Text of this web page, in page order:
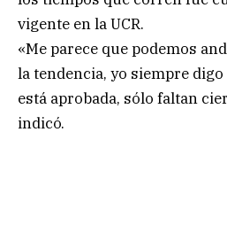
vigente en la UCR.
«Me parece que podemos
la tendencia, yo siempre digo
está aprobada, sólo faltan
indicó.